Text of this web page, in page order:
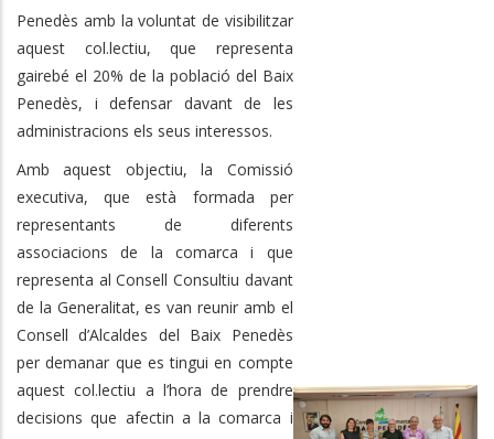
Penedès amb la voluntat de visibilitzar
aquest col.lectiu, que representa
gairebé el 20% de la població del Baix
Penedès, i defensar davant de les
administracions els seus interessos.
Amb aquest objectiu,la Comissió
executiva, que està formada per
representants de diferents
associacions de la comarca i que
representa al Consell Consultiu davant
de la Generalitat, es van reunir amb el
Consell d’Alcaldes del Baix Penedès
per demanar que es tingui en compte
aquest col.lectiu a l’hora de prendre
decisions que afectin a la comarca i